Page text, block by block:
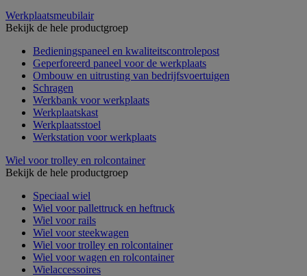
Werkplaatsmeubilair
Bekijk de hele productgroep
Bedieningspaneel en kwaliteitscontrolepost
Geperforeerd paneel voor de werkplaats
Ombouw en uitrusting van bedrijfsvoertuigen
Schragen
Werkbank voor werkplaats
Werkplaatskast
Werkplaatsstoel
Werkstation voor werkplaats
Wiel voor trolley en rolcontainer
Bekijk de hele productgroep
Speciaal wiel
Wiel voor pallettruck en heftruck
Wiel voor rails
Wiel voor steekwagen
Wiel voor trolley en rolcontainer
Wiel voor wagen en rolcontainer
Wielaccessoires